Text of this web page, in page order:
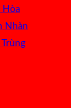
Hòa
Nhàn